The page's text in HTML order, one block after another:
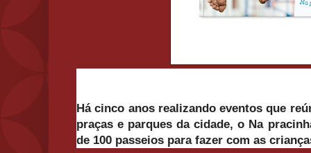
Há cinco anos realizando eventos que
praças e parques da cidade, o Na
de 100 passeios para fazer com as